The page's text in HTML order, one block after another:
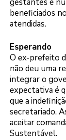
beneficiados
atendidas.
Esperando
O ex-prefeito
não deu uma
integrar o
expectativa é
que a
secretariado.
aceitar
Sustentável.